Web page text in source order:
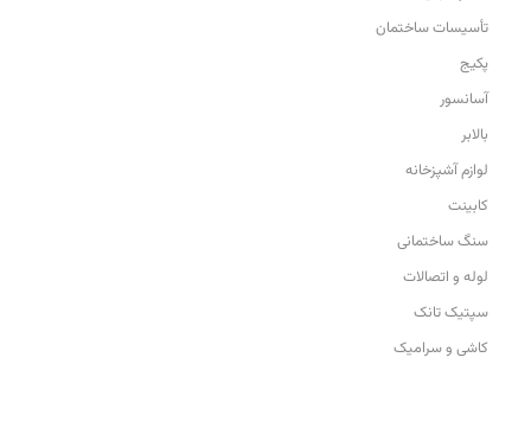
تأسیسات ساختمان
پکیج
آسانسور
بالابر
لوازم آشپزخانه
کابینت
سنگ ساختمانی
لوله و اتصالات
سپتیک تانک
کاشی و سرامیک